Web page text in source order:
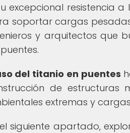
excepcional resistencia
soportar cargas
y arquitectos que
del titanio en puentes
de estructuras
extremas y
siguiente apartado,